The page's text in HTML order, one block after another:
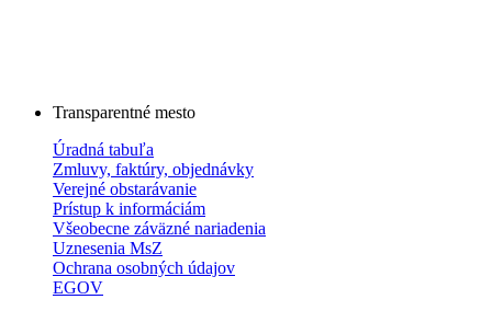
Transparentné mesto
Úradná tabuľa
Zmluvy, faktúry, objednávky
Verejné obstarávanie
Prístup k informáciám
Všeobecne záväzné nariadenia
Uznesenia MsZ
Ochrana osobných údajov
EGOV